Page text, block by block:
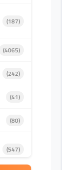
(187)
(4065)
(242)
(41)
(80)
(547)